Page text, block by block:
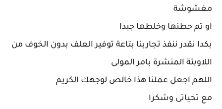
مغشوشة
او تم حطنها وخلطها جبدا
بكدا نقدر ننفذ تجاربنا بتاعة توفير العلف بدون الخوف من
اللاوبئة المنشرة بامر المولى
اللهم اجعل عملنا هذا خالص لوجهك الكريم
مع تحياتى وشكرا